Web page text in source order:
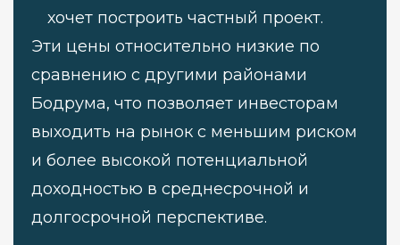
хочет построить частный проект.
Эти цены относительно низкие по
сравнению с другими районами
Бодрума, что позволяет инвесторам
выходить на рынок с меньшим риском
и более высокой потенциальной
доходностью в среднесрочной и
долгосрочной перспективе.